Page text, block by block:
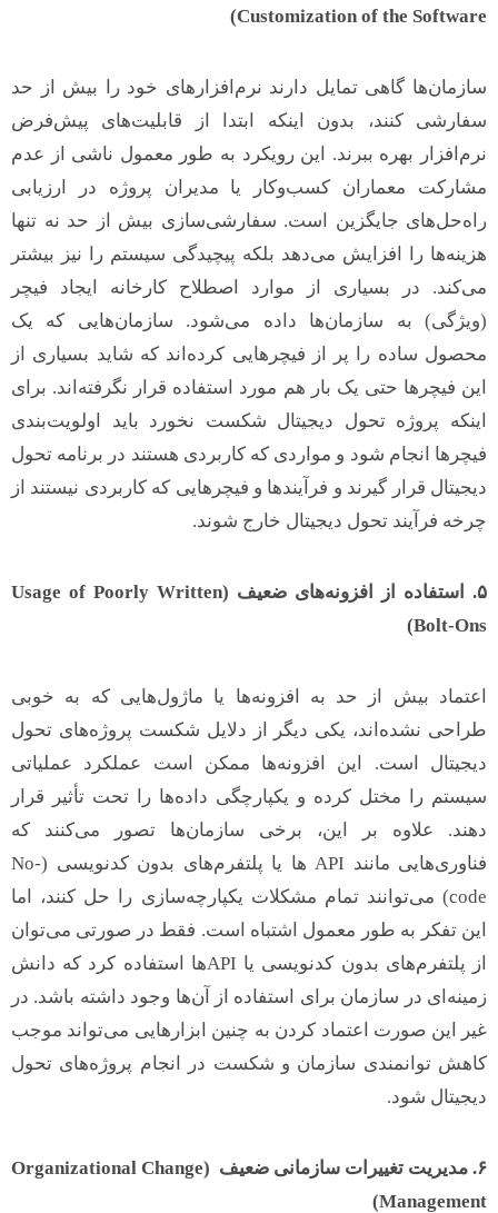
Customization of the Software)
سازمان‌ها گاهی تمایل دارند نرم‌افزارهای خود را بیش از حد
سفارشی کنند، بدون اینکه ابتدا از قابلیت‌های پیش‌فرض
نرم‌افزار بهره ببرند. این رویکرد به طور معمول ناشی از عدم
مشارکت معماران کسب‌وکار یا مدیران پروژه در ارزیابی
راه‌حل‌های جایگزین است. سفارشی‌سازی بیش از حد نه تنها
هزینه‌ها را افزایش می‌دهد بلکه پیچیدگی سیستم را نیز بیشتر
می‌کند. در بسیاری از موارد اصطلاح کارخانه ایجاد فیچر
(ویژگی) به سازمان‌ها داده می‌شود. سازمان‌هایی که یک
محصول ساده را پر از فیچرهایی کرده‌اند که شاید بسیاری از
این فیچرها حتی یک بار هم مورد استفاده قرار نگرفته‌اند. برای
اینکه پروژه تحول دیجیتال شکست نخورد باید اولویت‌بندی
فیچرها انجام شود و مواردی که کاربردی هستند در برنامه تحول
دیجیتال قرار گیرند و فرآیند‌ها و فیچرهایی که کاربردی نیستند از
چرخه فرآیند تحول دیجیتال خارج شوند.
۵. استفاده از افزونه‌های ضعیف
(Usage of Poorly Written
Bolt-Ons)
اعتماد بیش از حد به افزونه‌ها یا ماژول‌هایی که به خوبی
طراحی نشده‌اند، یکی دیگر از دلایل شکست پروژه‌های تحول
دیجیتال است. این افزونه‌ها ممکن است عملکرد عملیاتی
سیستم را مختل کرده و یکپارچگی داده‌ها را تحت تأثیر قرار
دهند. علاوه بر این، برخی سازمان‌ها تصور می‌کنند که
فناوری‌هایی مانند API ها یا پلتفرم‌های بدون کدنویسی (No-
code) می‌توانند تمام مشکلات یکپارچه‌سازی را حل کنند، اما
این تفکر به طور معمول اشتباه است. فقط در صورتی می‌توان
از پلتفرم‌های بدون کدنویسی یا APIها استفاده کرد که دانش
زمینه‌ای در سازمان برای استفاده از آن‌ها وجود داشته باشد. در
غیر این صورت اعتماد کردن به چنین ابزارهایی می‌تواند موجب
کاهش توانمندی سازمان و شکست در انجام پروژه‌های تحول
دیجیتال شود.
۶. مدیریت تغییرات سازمانی ضعیف
(Organizational Change
Management)